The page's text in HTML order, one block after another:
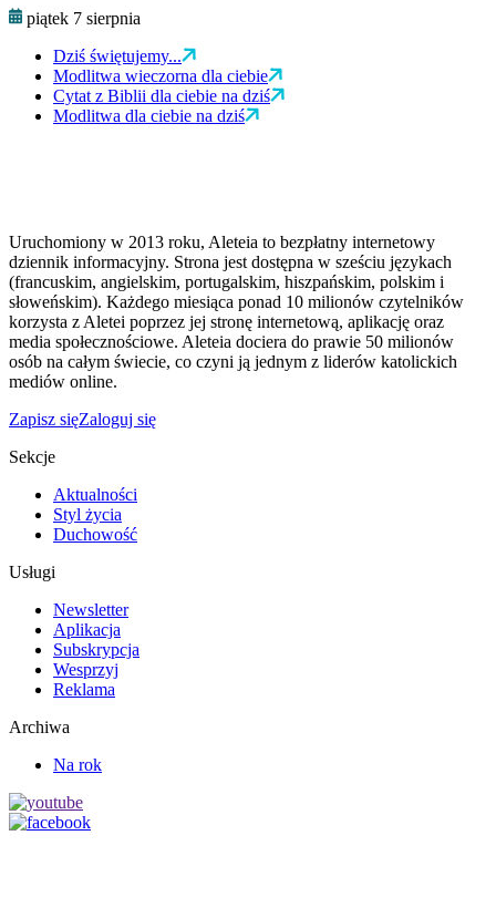
piątek 7 sierpnia
Dziś świętujemy...
Modlitwa wieczorna dla ciebie
Cytat z Biblii dla ciebie na dziś
Modlitwa dla ciebie na dziś
Uruchomiony w 2013 roku, Aleteia to bezpłatny internetowy
dziennik informacyjny. Strona jest dostępna w sześciu językach
(francuskim, angielskim, portugalskim, hiszpańskim, polskim i
słoweńskim). Każdego miesiąca ponad 10 milionów czytelników
korzysta z Aletei poprzez jej stronę internetową, aplikację oraz
media społecznościowe. Aleteia dociera do prawie 50 milionów
osób na całym świecie, co czyni ją jednym z liderów katolickich
mediów online.
Zapisz sięZaloguj się
Sekcje
Aktualności
Styl życia
Duchowość
Usługi
Newsletter
Aplikacja
Subskrypcja
Wesprzyj
Reklama
Archiwa
Na rok